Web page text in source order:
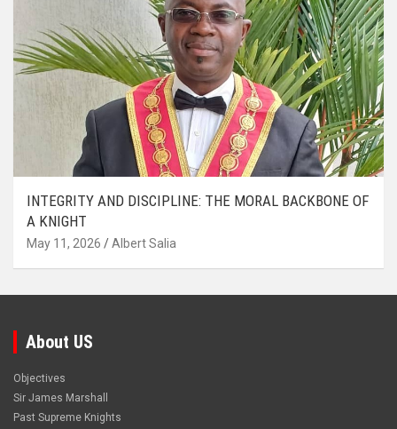
INTEGRITY AND DISCIPLINE: THE MORAL BACKBONE OF
A KNIGHT
May 11, 2026 Albert Salia
About US
Objectives
Sir James Marshall
Past Supreme Knights